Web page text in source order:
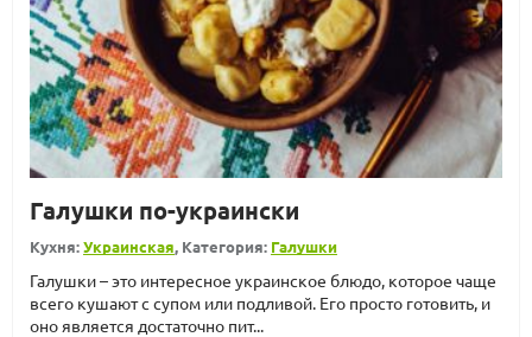
Галушки по-украински
Кухня:Украинская, Категория: Галушки
Галушки – это интересное украинское блюдо, которое чаще
всего кушают с супом или подливой. Его просто готовить, и
оно является достаточно пит...